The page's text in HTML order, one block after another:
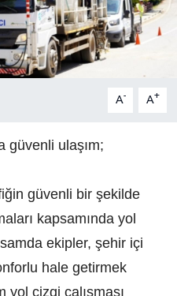
A- A+
güvenli ulaşım;
güvenli bir şekilde
kapsamında yol
ekipler, şehir içi
hale getirmek
yol çizgi çalışması